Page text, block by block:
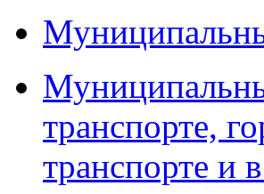
транспорте,
транспорте и